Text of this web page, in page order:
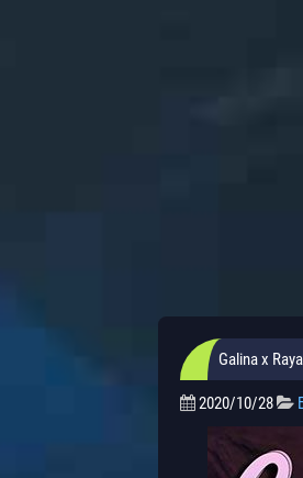
Galina x
2020/10/28